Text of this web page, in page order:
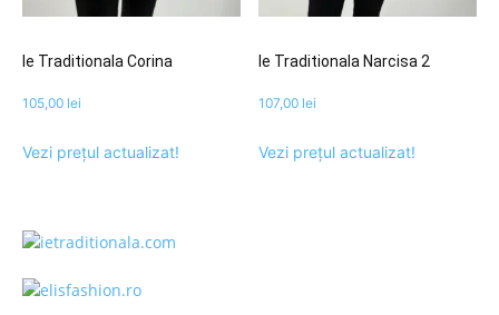
Ie Traditionala Corina
105,00 lei
Vezi prețul actualizat!
Ie Traditionala Narcisa 2
107,00 lei
Vezi prețul actualizat!